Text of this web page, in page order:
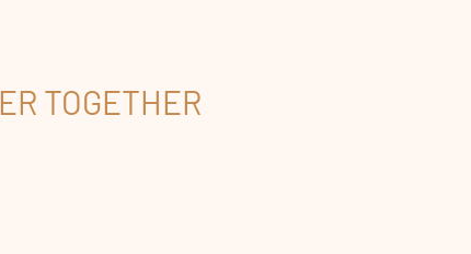
TOGETHER